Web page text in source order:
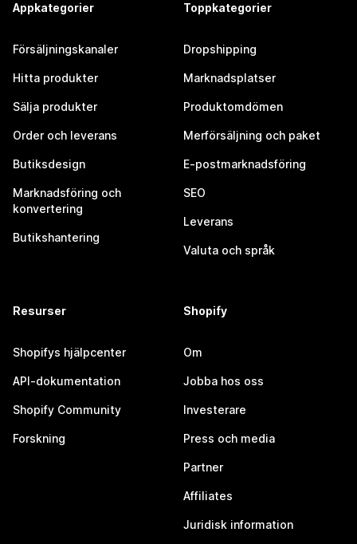
Appkategorier
Försäljningskanaler
Hitta produkter
Sälja produkter
Order och leverans
Butiksdesign
Marknadsföring och
konvertering
Butikshantering
Toppkategorier
Dropshipping
Marknadsplatser
Produktomdömen
Merförsäljning och paket
E-postmarknadsföring
SEO
Leverans
Valuta och språk
Resurser
Shopifys hjälpcenter
API-dokumentation
Shopify Community
Forskning
Shopify
Om
Jobba hos oss
Investerare
Press och media
Partner
Affiliates
Juridisk information